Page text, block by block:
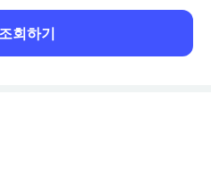
회하기